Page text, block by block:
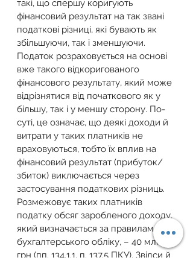
такі, що спершу коригують
фінансовий результат на так звані
податкові різниці, які бувають як
збільшуючи, так і зменшуючи.
Податок розраховується на основі
вже такого відкоригованого
фінансового результату, який може
відрізнятися від початкового як у
більшу, так і у меншу сторону. По-
суті, це означає, що деякі доходи й
витрати у таких платників не
враховуються, тобто їх вплив на
фінансовий результат (прибуток/
збиток) виключається через
застосування податкових різниць.
Розмежовує таких платників
податку обсяг заробленого доходу,
який визначається за правилами
бухгалтерського обліку, – 40 млн
грн (пп. 134.1.1, п. 137.5 ПКУ). Звідси й